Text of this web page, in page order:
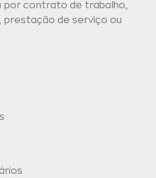
por contrato de trabalho,
de serviço ou